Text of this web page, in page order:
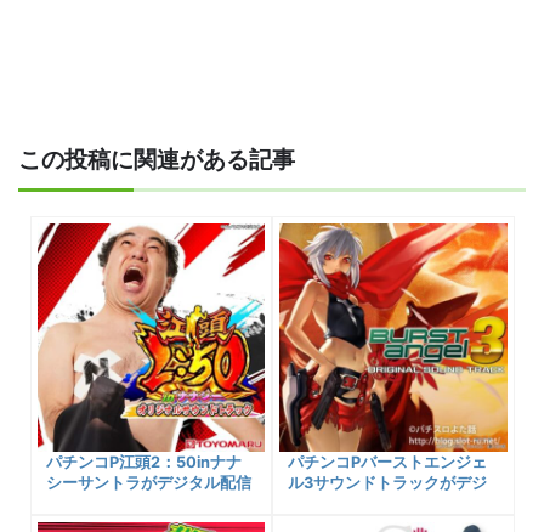
この投稿に関連がある記事
パチンコP江頭2：50inナナ
シーサントラがデジタル配信
能なサイトへのリンク、収録
パチンコPバーストエンジェ
ル3サウンドトラックがデジ
た！入手可能なサイトへのリ